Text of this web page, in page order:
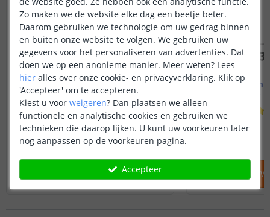
Led strip profiel breed
19 mm - compleet 1M
8 reviews)
OP VOORRAAD 14,95
IN WINKELWAGEN
1M -
IN
Zo maken we de website elke dag een beetje beter.
Daarom gebruiken we technologie om uw gedrag binnen
en buiten onze website te volgen. We gebruiken uw
gegevens voor het personaliseren van advertenties. Dat
doen we op een anonieme manier. Meer weten? Lees
hier alles over onze cookie- en privacyverklaring. Klik op
'Accepteer' om te accepteren.
Kiest u voor weigeren? Dan plaatsen we alleen
functionele en analytische cookies en gebruiken we
technieken die daarop lijken. U kunt uw voorkeuren later
nog aanpassen op de voorkeuren pagina.
Accepteer